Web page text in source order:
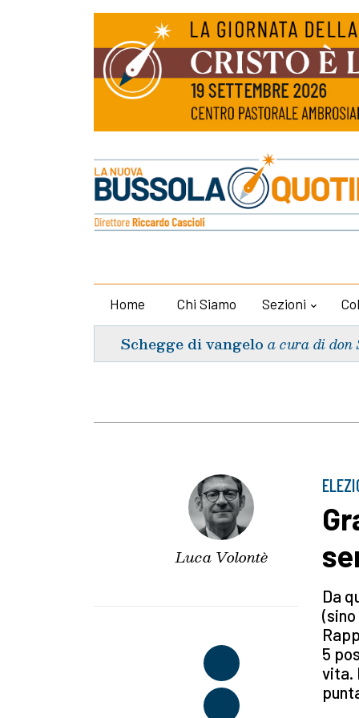
Home Chi Siamo Sezioni
Schegge di vangelo a cura di don
Luca Volontè
Da
5
vita.